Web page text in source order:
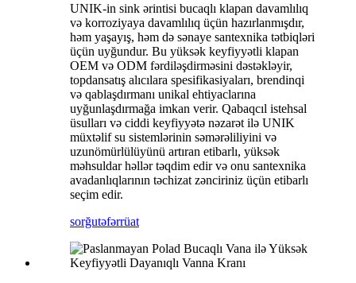
UNIK-in sink ərintisi bucaqlı klapan davamlılıq
və korroziyaya davamlılıq üçün hazırlanmışdır,
həm yaşayış, həm də sənaye santexnika tətbiqləri
üçün uyğundur. Bu yüksək keyfiyyətli klapan
OEM və ODM fərdiləşdirməsini dəstəkləyir,
topdansatış alıcılara spesifikasiyaları, brendinqi
və qablaşdırmanı unikal ehtiyaclarına
uyğunlaşdırmağa imkan verir. Qabaqcıl istehsal
üsulları və ciddi keyfiyyətə nəzarət ilə UNIK
müxtəlif su sistemlərinin səmərəliliyini və
uzunömürlülüyünü artıran etibarlı, yüksək
məhsuldar həllər təqdim edir və onu santexnika
avadanlıqlarının təchizat zənciriniz üçün etibarlı
seçim edir.
sorğutəfərrüat